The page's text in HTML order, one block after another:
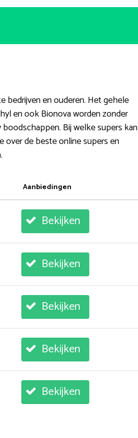
bedrijven en ouderen. Het gehele
en ook Bionova worden zonder
Bij welke supers kan
over de beste online supers en
Aanbiedingen
Bekijken
Bekijken
Bekijken
Bekijken
Bekijken